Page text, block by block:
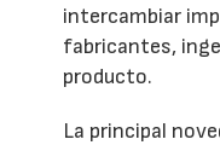
intercambiar
fabricantes,
producto.
La principal